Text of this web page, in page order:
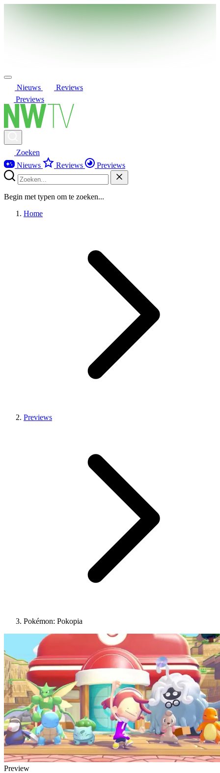
Nieuws
Reviews
Previews
Zoeken
Nieuws
Reviews Previews
Begin met typen om te zoeken...
Home
Previews
Pokémon: Pokopia
Preview